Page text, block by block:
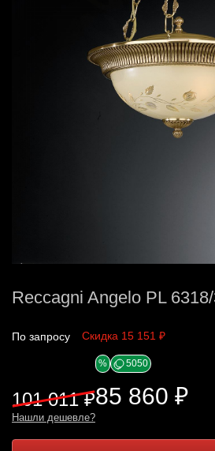
Reccagni Angelo PL
По запросу Скидка 15 151 ₽
101 011 ₽
% 5050
85 860 ₽
Нашли дешевле?